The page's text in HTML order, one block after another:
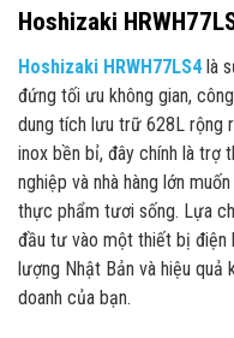
Hoshizaki
Hoshizaki HRWH77LS4là
đứng tối ưu không gian,
dung tích lưu trữ 628L rộng
inox bền bỉ, đây chính là trợ
nghiệp và nhà hàng lớn
thực phẩm tươi sống. Lựa
đầu tư vào một thiết bị điện
lượng Nhật Bản và hiệu quả
doanh của bạn.